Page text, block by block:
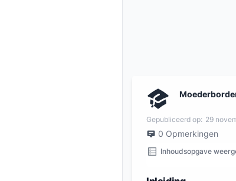
Gepubliceerd op: 29
0 Opmerkingen
Inhoudsopgave